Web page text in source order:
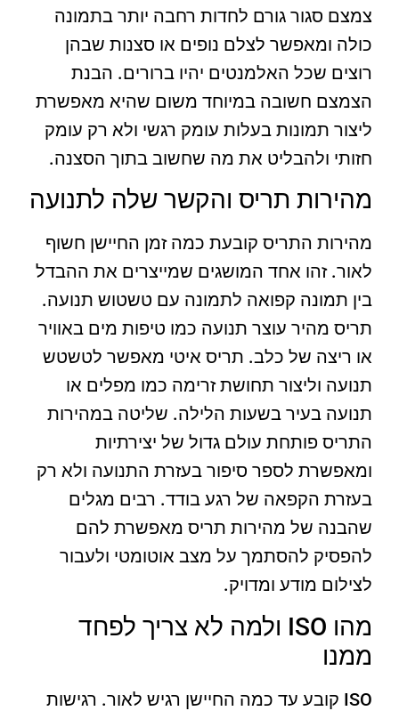
צמצם סגור גורם לחדות רחבה יותר בתמונה
כולה ומאפשר לצלם נופים או סצנות שבהן
רוצים שכל האלמנטים יהיו ברורים. הבנת
הצמצם חשובה במיוחד משום שהיא מאפשרת
ליצור תמונות בעלות עומק רגשי ולא רק עומק
חזותי ולהבליט את מה שחשוב בתוך הסצנה.
מהירות תריס והקשר שלה לתנועה
מהירות התריס קובעת כמה זמן החיישן חשוף
לאור. זהו אחד המושגים שמייצרים את ההבדל
בין תמונה קפואה לתמונה עם טשטוש תנועה.
תריס מהיר עוצר תנועה כמו טיפות מים באוויר
או ריצה של כלב. תריס איטי מאפשר לטשטש
תנועה וליצור תחושת זרימה כמו מפלים או
תנועה בעיר בשעות הלילה. שליטה במהירות
התריס פותחת עולם גדול של יצירתיות
ומאפשרת לספר סיפור בעזרת התנועה ולא רק
בעזרת הקפאה של רגע בודד. רבים מגלים
שהבנה של מהירות תריס מאפשרת להם
להפסיק להסתמך על מצב אוטומטי ולעבור
לצילום מודע ומדויק.
מהו ISO ולמה לא צריך לפחד
ממנו
ISO קובע עד כמה החיישן רגיש לאור. רגישות